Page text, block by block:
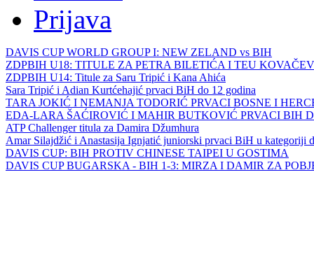
Prijava
DAVIS CUP WORLD GROUP I: NEW ZELAND vs BIH
ZDPBIH U18: TITULE ZA PETRA BILETIĆA I TEU
ZDPBIH U14: Titule za Saru Tripić i Kana Ahića
Sara Tripić i Adian Kurtćehajić prvaci BiH do 12 godina
TARA JOKIĆ I NEMANJA TODORIĆ PRVACI BOSNE I
EDA-LARA ŠAĆIROVIĆ I MAHIR BUTKOVIĆ PRVACI BIH
ATP Challenger titula za Damira Džumhura
Amar Silajdžić i Anastasija Ignjatić juniorski prvaci BiH u kategoriji
DAVIS CUP: BIH PROTIV CHINESE TAIPEI U GOSTIMA
DAVIS CUP BUGARSKA - BIH 1-3: MIRZA I DAMIR ZA